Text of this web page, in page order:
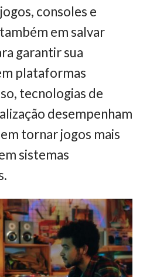
consoles e
em salvar
garantir sua
plataformas
tecnologias de
desempenham
tornar jogos mais
sistemas